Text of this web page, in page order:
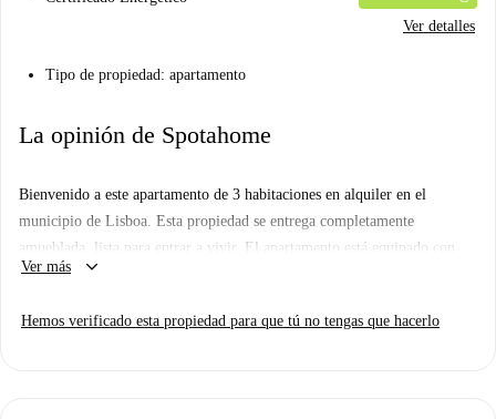
Ver detalles
Tipo de propiedad: apartamento
La opinión de Spotahome
Bienvenido a este apartamento de 3 habitaciones en alquiler en el
municipio de Lisboa. Esta propiedad se entrega completamente
amueblada, lista para entrar a vivir. El apartamento está equipado con
cocina, ideal para preparar comidas en casa. Además, se admiten
reservar con la tranquilidad de saber que el propietario ha sido
Ver más keyboard_arrow_down
Hemos verificado esta propiedad para que tú no tengas que hacerlo